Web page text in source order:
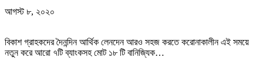
আগস্ট ৮, ২০২০
বিকাশ গ্রাহকদের দৈনন্দিন আর্থিক লেনদেন আরও সহজ করতে করোনাকালীন এই সময়ে
নতুন করে আরো ৭টি ব্যাংকসহ মোট ১৮ টি বানিজ্যিক…